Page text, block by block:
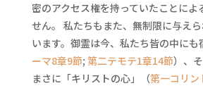
密のアクセス権を持っていたことによ
せん。 私たちもまた、無制限に与え
います。御霊は今、私たち皆の中にも
ーマ8章9節; 第二テモテ1章14節）、
まさに「キリストの心」（第一コリン